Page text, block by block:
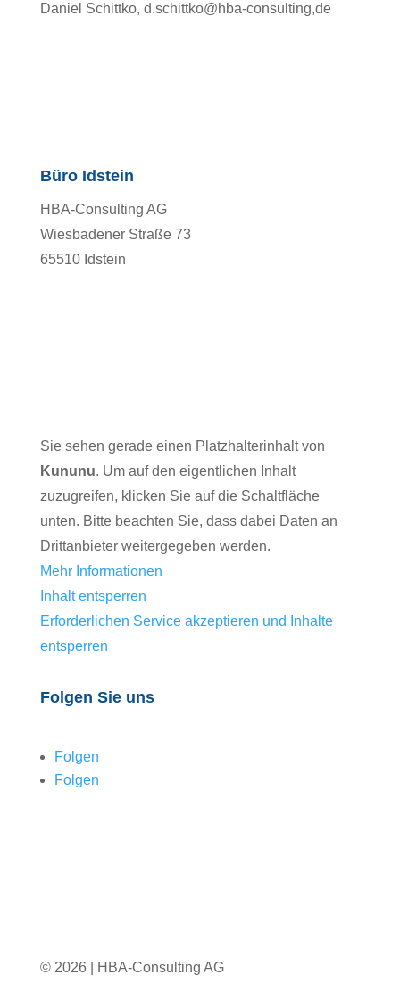
Daniel Schittko, d.schittko@hba-consulting,de
Büro Idstein
HBA-Consulting AG
Wiesbadener Straße 73
65510 Idstein
Sie sehen gerade einen Platzhalterinhalt von
Kununu. Um auf den eigentlichen Inhalt
zuzugreifen, klicken Sie auf die Schaltfläche
unten. Bitte beachten Sie, dass dabei Daten an
Drittanbieter weitergegeben werden.
Mehr Informationen
Inhalt entsperren
Erforderlichen Service akzeptieren und Inhalte
entsperren
Folgen Sie uns
Folgen
Folgen
© 2026 | HBA-Consulting AG